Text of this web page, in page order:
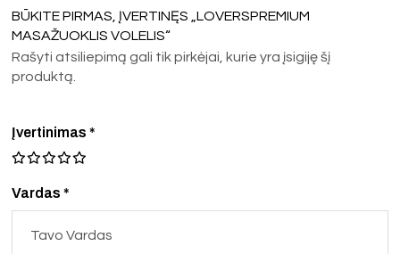
BŪKITE PIRMAS, ĮVERTINĘS „LOVERSPREMIUM
MASAŽUOKLIS VOLELIS“
Rašyti atsiliepimą gali tik pirkėjai, kurie yra įsigiję šį
produktą.
Vardas *
Įvertinimas*